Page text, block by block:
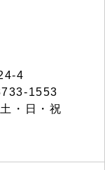
4
1553
・日・祝